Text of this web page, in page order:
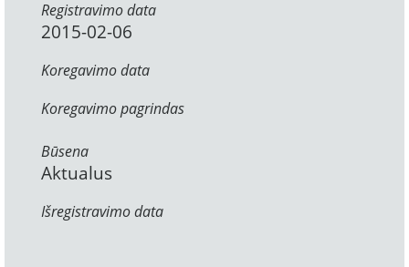
Registravimo data
2015-02-06
Koregavimo data
Koregavimo pagrindas
Būsena
Aktualus
Išregistravimo data